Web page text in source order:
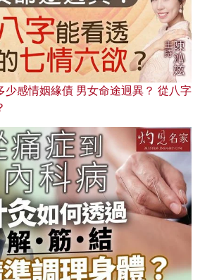
少感情姻緣債 男女命途迥異？ 從八字